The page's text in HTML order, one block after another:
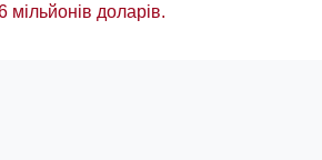
доларів.